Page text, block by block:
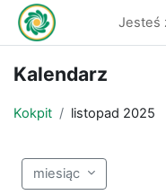
Przejdź do głównej
Jesteś
Kalendarz
Kokpit listopad 2025
miesiąc